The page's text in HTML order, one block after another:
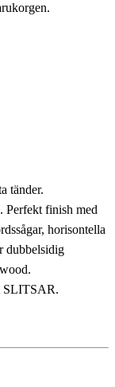
tänder.
Perfekt finish med
horisontella
dubbelsidig
SLITSAR.